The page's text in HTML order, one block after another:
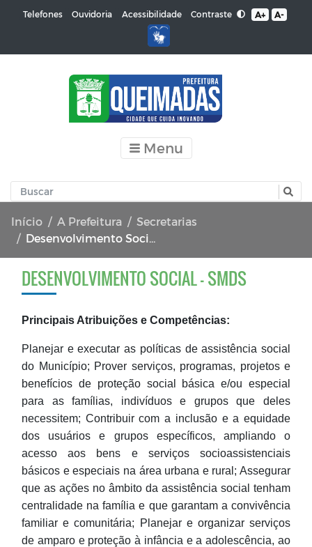
Telefones Ouvidoria Acessibilidade Contraste A+ A-
Menu
Início A Prefeitura
Secretarias
Desenvolvimento Social - SMDS
DESENVOLVIMENTO SOCIAL - SMDS
Principais Atribuições e Competências:
Planejar e executar as políticas de assistência social
do Município; Prover serviços, programas, projetos e
benefícios de proteção social básica e/ou especial
para as famílias, indivíduos e grupos que deles
necessitem; Contribuir com a inclusão e a equidade
dos usuários e grupos específicos, ampliando o
acesso aos bens e serviços socioassistenciais
básicos e especiais na área urbana e rural; Assegurar
que as ações no âmbito da assistência social tenham
centralidade na família e que garantam a convivência
familiar e comunitária; Planejar e organizar serviços
de amparo e proteção à infância e a adolescência, ao